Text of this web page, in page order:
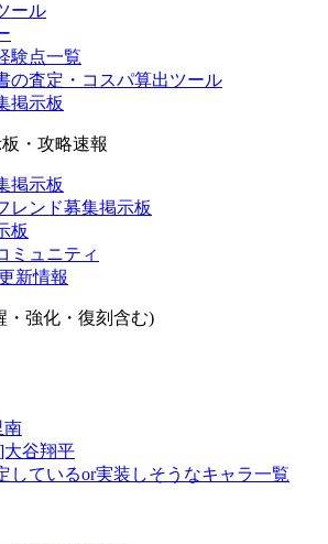
ール
験点一覧
の査定・コスパ算出ツール
掲示板
・攻略速報
掲示板
レンド募集掲示板
板
ミュニティ
新情報
・強化・復刻含む)
南
谷翔平
しているor実装しそうなキャラ一覧